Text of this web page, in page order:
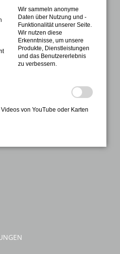
Wir sammeln anonyme
Daten über Nutzung und -
Funktionalität unserer Seite.
Wir nutzen diese
Erkenntnisse, um unsere
Produkte, Dienstleistungen
und das Benutzererlebnis
zu verbessern.
von YouTube oder Karten